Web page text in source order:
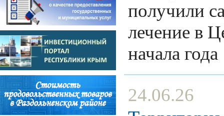
получили
лечение в
начала
24.06.26